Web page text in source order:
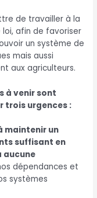
de travailler à la
afin de favoriser
un système de
mais aussi
aux agriculteurs.
à venir sont
trois urgences :
maintenir un
suffisant en
aucune
dépendances et
systèmes